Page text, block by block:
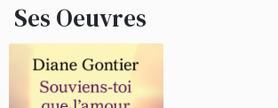
Ses Oeuvres